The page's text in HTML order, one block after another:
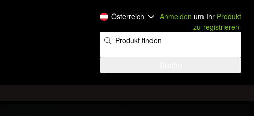
Österreich Anmelden um Ihr Produkt
zu registrieren